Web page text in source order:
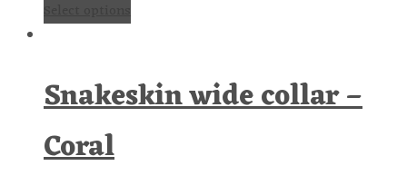
Snakeskin wide collar –
Coral